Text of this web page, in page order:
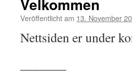
Velkommen
Veröffentlicht am 13. November
Nettsiden er under